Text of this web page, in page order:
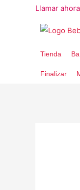
Llamar
Tienda
Finalizar